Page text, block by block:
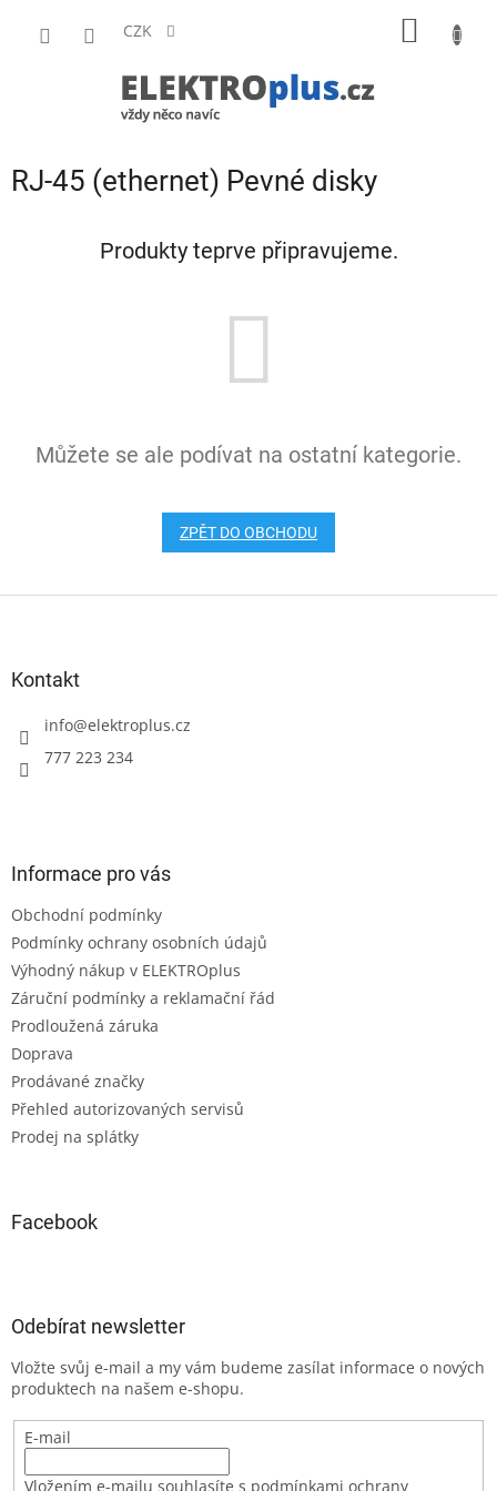
CZK
RJ-45 (ethernet) Pevné disky
Produkty teprve připravujeme.
Můžete se ale podívat na ostatní kategorie.
ZPĚT DO OBCHODU
Kontakt
info@elektroplus.cz
777 223 234
Informace pro vás
Obchodní podmínky
Podmínky ochrany osobních údajů
Výhodný nákup v ELEKTROplus
Záruční podmínky a reklamační řád
Prodloužená záruka
Doprava
Prodávané značky
Přehled autorizovaných servisů
Prodej na splátky
Facebook
Odebírat newsletter
Vložte svůj e-mail a my vám budeme zasílat informace o nových
produktech na našem e-shopu.
E-mail
Vložením e-mailu souhlasíte s podmínkami ochrany